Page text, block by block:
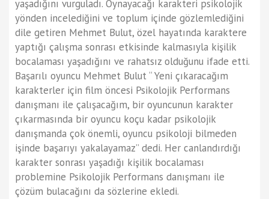
yaşadığını vurguladı. Oynayacağı karakteri psikolojik
yönden incelediğini ve toplum içinde gözlemlediğini
dile getiren Mehmet Bulut, özel hayatında karaktere
yaptığı çalışma sonrası etkisinde kalmasıyla kişilik
bocalaması yaşadığını ve rahatsız olduğunu ifade etti.
Başarılı oyuncu Mehmet Bulut “ Yeni çıkaracağım
karakterler için film öncesi Psikolojik Performans
danışmanı ile çalışacağım, bir oyuncunun karakter
çıkarmasında bir oyuncu koçu kadar psikolojik
danışmanda çok önemli, oyuncu psikoloji bilmeden
işinde başarıyı yakalayamaz” dedi. Her canlandırdığı
karakter sonrası yaşadığı kişilik bocalaması
problemine Psikolojik Performans danışmanı ile
çözüm bulacağını da sözlerine ekledi.